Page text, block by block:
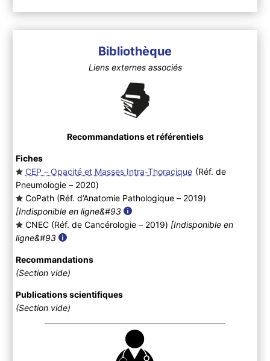
Bibliothèque
Liens externes associés
Recommandations et référentiels
Fiches
CEP – Opacité et Masses Intra-Thoracique (Réf. de
Pneumologie – 2020)
CoPath (Réf. d’Anatomie Pathologique – 2019)
[Indisponible en ligne&#93
CNEC (Réf. de Cancérologie – 2019) [Indisponible en
ligne&#93
Recommandations
(Section vide)
Publications scientifiques
(Section vide)